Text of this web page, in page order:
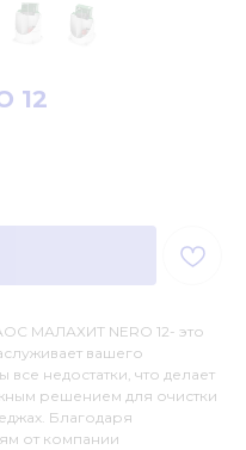
12
МАЛАХИТ NERO 12- это
вашего
недостатки, что делает
решением для очистки
Благодаря
от компании